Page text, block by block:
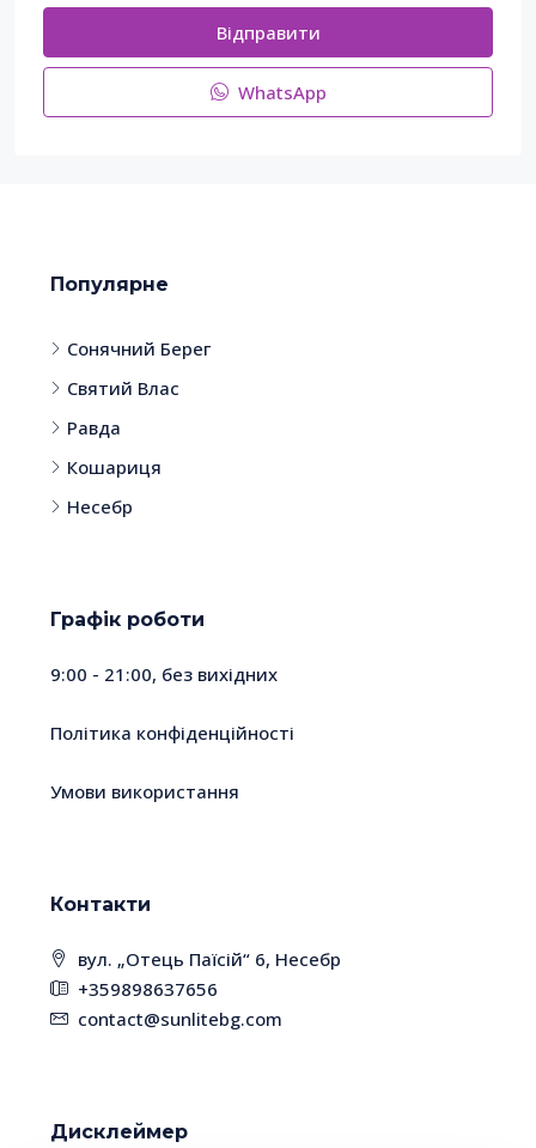
Відправити
WhatsApp
Популярне
Сонячний Берег
Святий Влас
Равда
Кошариця
Несебр
Графік роботи
9:00 - 21:00, без вихідних
Політика конфіденційності
Умови використання
Контакти
вул. „Отець Паїсій“ 6, Несебр
+359898637656
contact@sunlitebg.com
Дисклеймер